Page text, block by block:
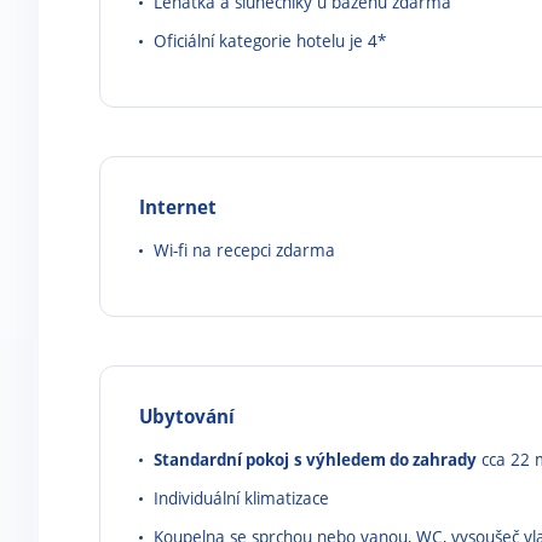
Oficiální kategorie hotelu je 4*
Internet
Wi-fi na recepci zdarma
Ubytování
Standardní pokoj s výhledem do zahrady cca 22
Individuální klimatizace
Koupelna se sprchou nebo vanou, WC, vysoušeč